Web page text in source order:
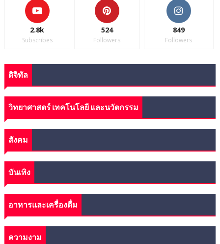
2.8k
Subscribes
524
Followers
849
Followers
ดิจิทัล
วิทยาศาสตร์ เทคโนโลยี และนวัตกรรม
สังคม
บันเทิง
อาหารและเครื่องดื่ม
ความงาม